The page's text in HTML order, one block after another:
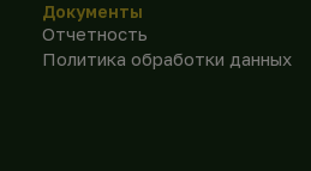
Документы
Отчетность
Политика обработки данных